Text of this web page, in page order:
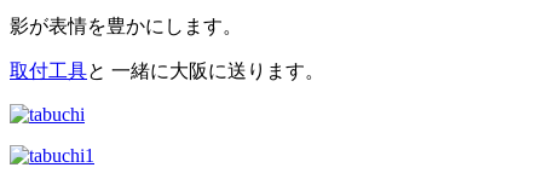
影が表情を豊かにします。
取付工具と 一緒に大阪に送ります。